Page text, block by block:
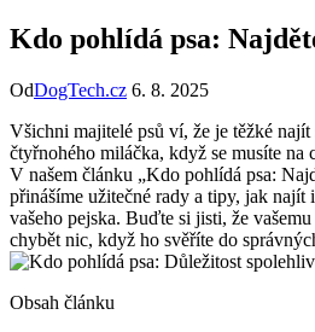
Kdo pohlídá psa:
OdDogTech.cz 6. 8. 2025
Všichni majitelé psů ví, že je těžké
čtyřnohého miláčka, když se musíte na
V našem článku „Kdo pohlídá psa:
přinášíme užitečné rady a tipy, jak najít
vašeho pejska. Buďte si jisti, že
chybět nic, když ho svěříte do
Obsah článku